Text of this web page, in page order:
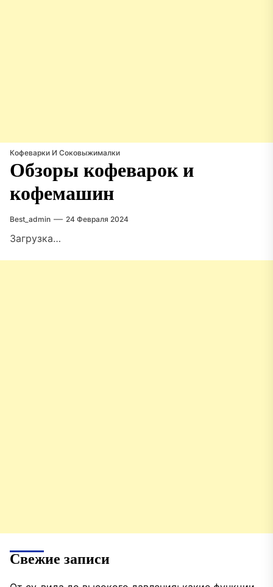
Кофеварки И Соковыжималки
Обзоры кофеварок и
кофемашин
Best_admin 24 Февраля 2024
Загрузка…
Свежие записи